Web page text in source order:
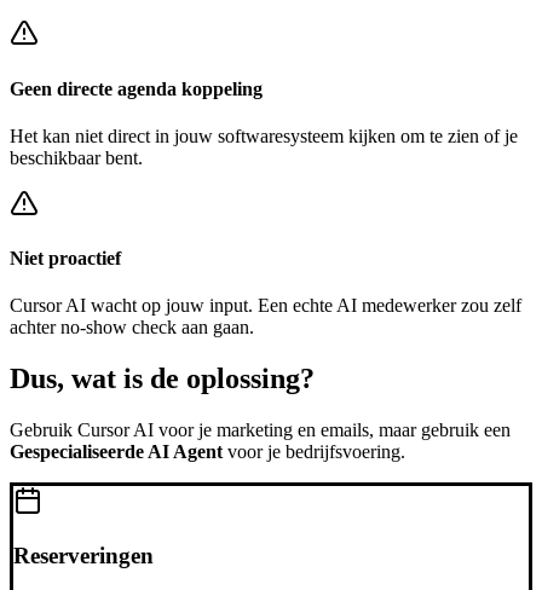
Geen directe agenda koppeling
Het kan niet direct in jouw softwaresysteem kijken om te zien of je
beschikbaar bent.
Niet proactief
Cursor AI wacht op jouw input. Een echte AI medewerker zou zelf
achterno-show check aan gaan.
Dus, wat is de oplossing?
Gebruik Cursor AI voor je marketing en emails, maar gebruik een
Gespecialiseerde AI Agent voor je bedrijfsvoering.
Reserveringen